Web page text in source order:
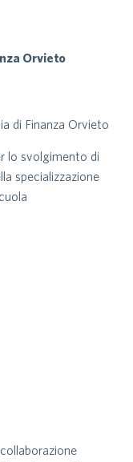
Orvieto
di Finanza Orvieto
lo svolgimento di
specializzazione